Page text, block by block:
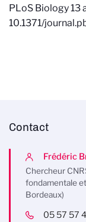
PLoS Biology13
10.1371/
Contact
Frédéric
Chercheur
fondamentale
Bordeaux)
05 57 57